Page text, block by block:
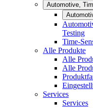
Automotive,
Testing
Time-
Alle Produkte
Alle
Alle
Services
Services